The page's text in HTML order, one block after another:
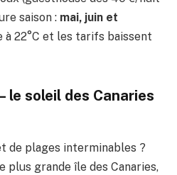
saison : mai, juin et
à 22°C et les tarifs baissent
soleil des Canaries
de plages interminables ?
plus grande île des Canaries,